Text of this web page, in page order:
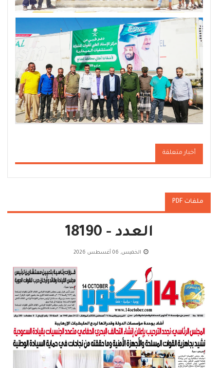
أخبار متعلقة
ملفات PDF
العدد - 18190
الخميس, 06 أغسطس 2026